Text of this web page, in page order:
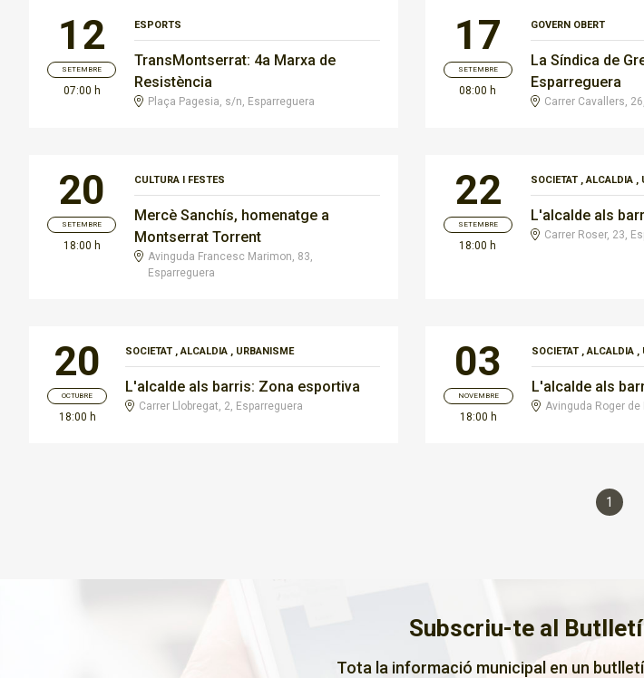
12
SETEMBRE
07:00 h
ESPORTS
TransMontserrat: 4a Marxa de
Resistència
Plaça Pagesia, s/n, Esparreguera
17
SETEMBRE
08:00 h
GOVERN OBERT
La Síndica de
Esparreguera
Carrer Cavallers,
20
SETEMBRE
18:00 h
CULTURA I FESTES
Mercè Sanchís, homenatge a
Montserrat Torrent
Avinguda Francesc Marimon, 83,
Esparreguera
22
SETEMBRE
18:00 h
SOCIETAT,ALCALDIA,
L'alcalde als
Carrer Roser, 23,
20
OCTUBRE
18:00 h
SOCIETAT ,ALCALDIA , URBANISME
L'alcalde als barris: Zona esportiva
Carrer Llobregat, 2, Esparreguera
03
NOVEMBRE
18:00 h
SOCIETAT,ALCALDIA,
L'alcalde als
Avinguda Roger de
1
Subscriu-te al
Tota la informació municipal en un